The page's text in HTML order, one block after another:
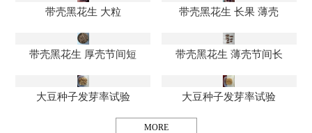
带壳黑花生 大粒 带壳黑花生 长果 薄壳
带壳黑花生 厚壳节间短 带壳黑花生 薄壳节间长
大豆种子发芽率试验 大豆种子发芽率试验
MORE